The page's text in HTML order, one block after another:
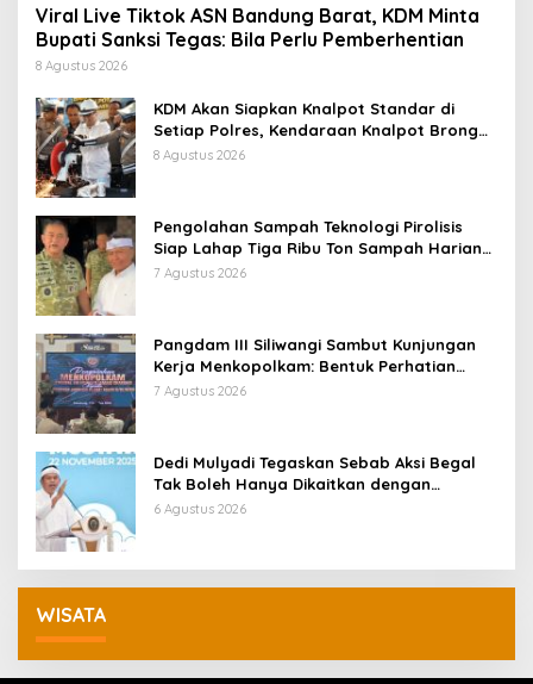
Viral Live Tiktok ASN Bandung Barat, KDM Minta
Bupati Sanksi Tegas: Bila Perlu Pemberhentian
8 Agustus 2026
KDM Akan Siapkan Knalpot Standar di
Setiap Polres, Kendaraan Knalpot Brong
Tertangkap Langsung Ganti
8 Agustus 2026
Pengolahan Sampah Teknologi Pirolisis
Siap Lahap Tiga Ribu Ton Sampah Harian
Jawa Barat
7 Agustus 2026
Pangdam III Siliwangi Sambut Kunjungan
Kerja Menkopolkam: Bentuk Perhatian
Pemerintah
7 Agustus 2026
Dedi Mulyadi Tegaskan Sebab Aksi Begal
Tak Boleh Hanya Dikaitkan dengan
Ekonomi
6 Agustus 2026
WISATA